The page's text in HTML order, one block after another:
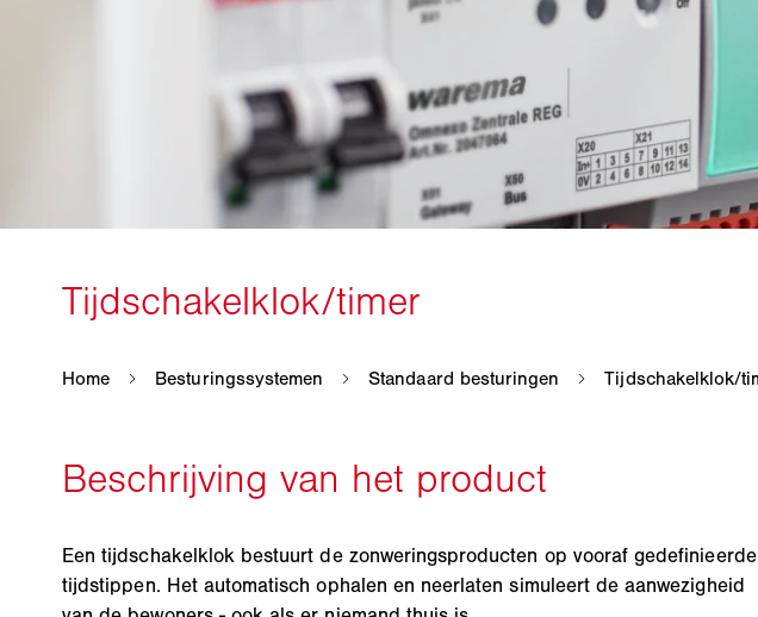
Een tijdschakelklok bestuurt de zonweringsproducten op vooraf gedefinieerde
tijdstippen. Het automatisch ophalen en neerlaten simuleert de aanwezigheid